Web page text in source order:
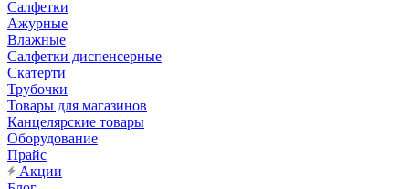
Салфетки
Ажурные
Влажные
Салфетки диспенсерные
Скатерти
Трубочки
Товары для магазинов
Канцелярские товары
Оборудование
Прайс
Акции